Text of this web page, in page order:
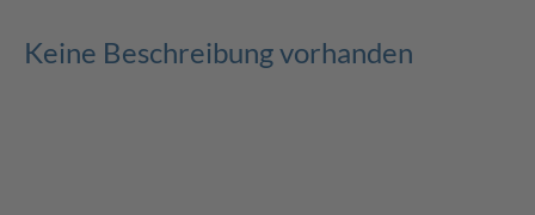
Keine Beschreibung vorhanden